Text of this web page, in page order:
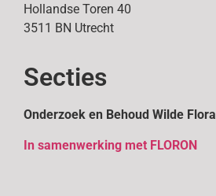
Hollandse Toren 40
3511 BN Utrecht
Secties
Onderzoek en Behoud Wilde Flora
In samenwerking met FLORON